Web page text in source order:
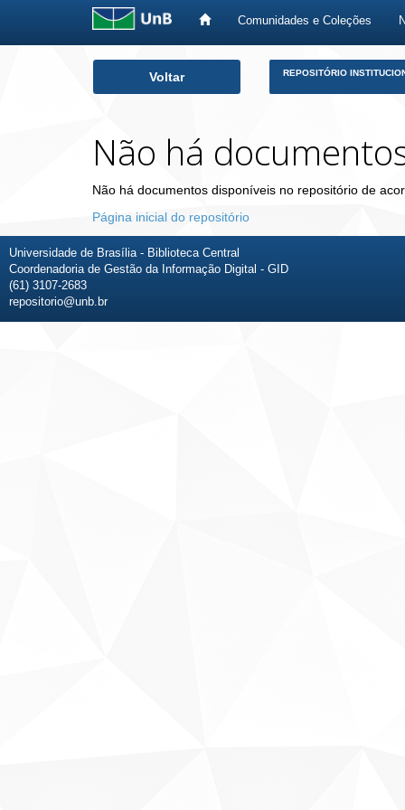
Comunidades e Coleções
Voltar REPOSITÓRIO
Não há
Não há documentos disponíveis no repositório de
Página inicial do repositório
Universidade de Brasília - Biblioteca Central
Coordenadoria de Gestão da Informação Digital - GID
(61) 3107-2683
repositorio@unb.br